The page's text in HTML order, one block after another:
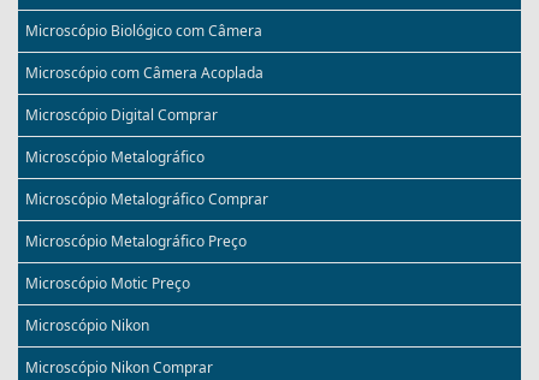
Microscópio Biológico com Câmera
Microscópio com Câmera Acoplada
Microscópio Digital Comprar
Microscópio Metalográfico
Microscópio Metalográfico Comprar
Microscópio Metalográfico Preço
Microscópio Motic Preço
Microscópio Nikon
Microscópio Nikon Comprar